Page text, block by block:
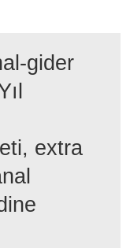
gider
extra